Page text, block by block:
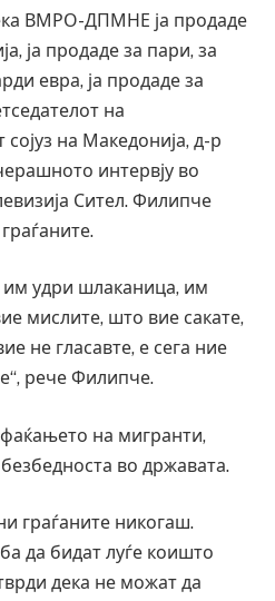
ВМРО-ДПМНЕ ја продаде
ја продаде за пари, за
евра, ја продаде за
на
на Македонија, д-р
интервју во
Сител. Филипче
им удри шлаканица, им
мислите, што вие сакате,
не гласавте, е сега ние
рече Филипче.
на мигранти,
во државата.
граѓаните никогаш.
да бидат луѓе коишто
дека не можат да